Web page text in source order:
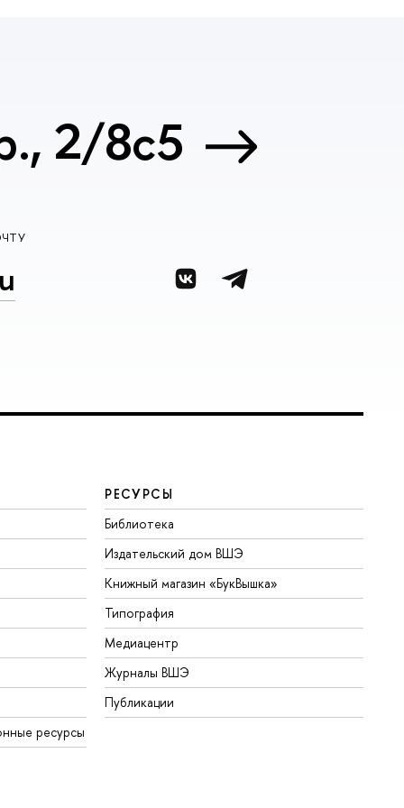
2/8с5
ресурсы
РЕСУРСЫ
Библиотека
Издательский дом ВШЭ
Книжный магазин «БукВышка»
Типография
Медиацентр
Журналы ВШЭ
Публикации